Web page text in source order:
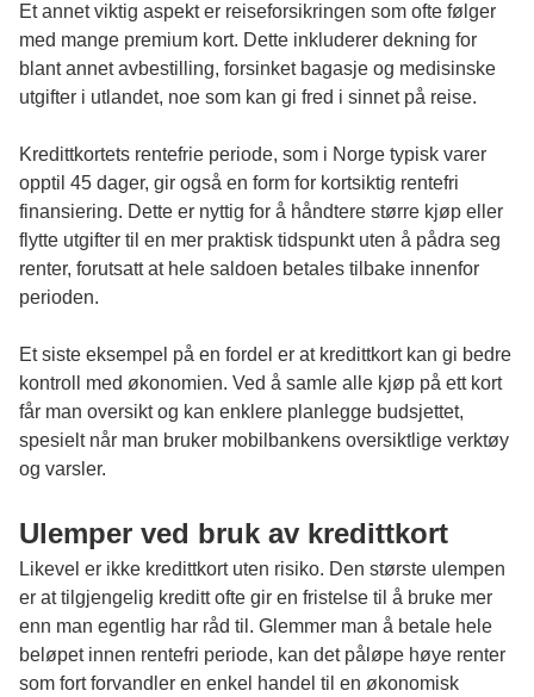
Et annet viktig aspekt er reiseforsikringen som ofte følger
med mange premium kort. Dette inkluderer dekning for
blant annet avbestilling, forsinket bagasje og medisinske
utgifter i utlandet, noe som kan gi fred i sinnet på reise.
Kredittkortets rentefrie periode, som i Norge typisk varer
opptil 45 dager, gir også en form for kortsiktig rentefri
finansiering. Dette er nyttig for å håndtere større kjøp eller
flytte utgifter til en mer praktisk tidspunkt uten å pådra seg
renter, forutsatt at hele saldoen betales tilbake innenfor
perioden.
Et siste eksempel på en fordel er at kredittkort kan gi bedre
kontroll med økonomien. Ved å samle alle kjøp på ett kort
får man oversikt og kan enklere planlegge budsjettet,
spesielt når man bruker mobilbankens oversiktlige verktøy
og varsler.
Ulemper ved bruk av kredittkort
Likevel er ikke kredittkort uten risiko. Den største ulempen
er at tilgjengelig kreditt ofte gir en fristelse til å bruke mer
enn man egentlig har råd til. Glemmer man å betale hele
beløpet innen rentefri periode, kan det påløpe høye renter
som fort forvandler en enkel handel til en økonomisk